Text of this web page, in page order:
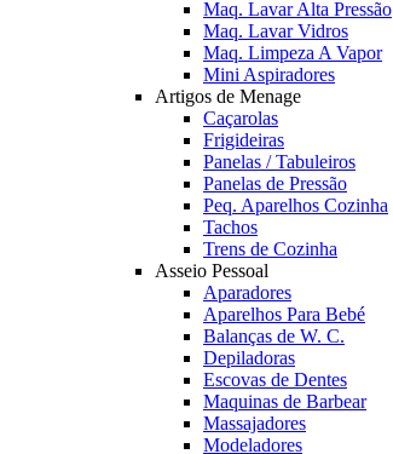
Maq. Lavar Alta Pressão
Maq. Lavar Vidros
Maq. Limpeza A Vapor
Mini Aspiradores
Artigos de Menage
Caçarolas
Frigideiras
Panelas / Tabuleiros
Panelas de Pressão
Peq. Aparelhos Cozinha
Tachos
Trens de Cozinha
Asseio Pessoal
Aparadores
Aparelhos Para Bebé
Balanças de W. C.
Depiladoras
Escovas de Dentes
Maquinas de Barbear
Massajadores
Modeladores